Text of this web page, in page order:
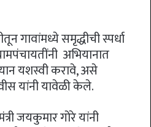
गावांमध्ये समृद्धीची स्पर्धा
अभियानात
यशस्वी करावे, असे
यांनी यावेळी केले.
जयकुमार गोरे यांनी